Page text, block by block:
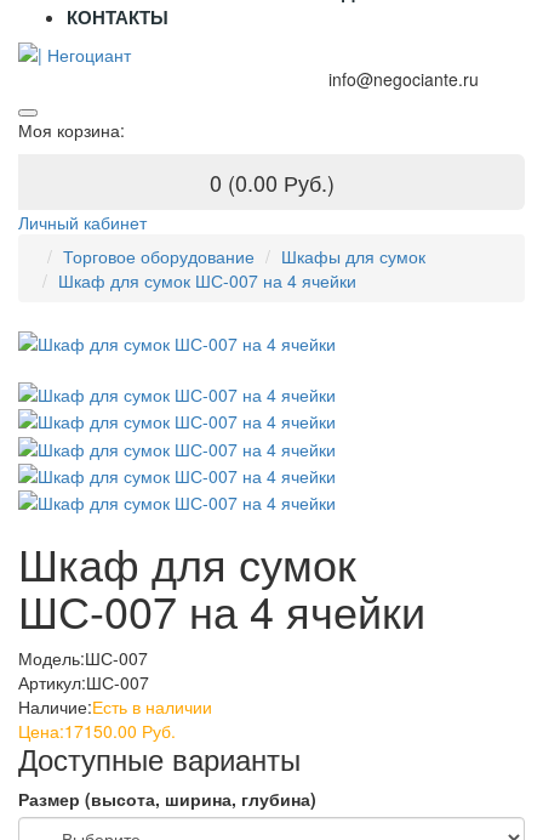
КОНТАКТЫ
info@negociante.ru
Моя корзина:
0 (0.00 Руб.)
Личный кабинет
Торговое оборудование
Шкафы для сумок
Шкаф для сумок ШС-007 на 4 ячейки
Шкаф для сумок
ШС-007 на 4 ячейки
Модель:ШС-007
Артикул:ШС-007
Наличие:Есть в наличии
Цена:17150.00 Руб.
Доступные варианты
Размер (высота, ширина, глубина)